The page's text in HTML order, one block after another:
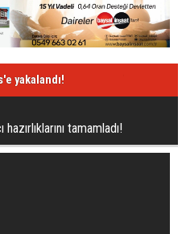
yakalandı!
tamamladı!